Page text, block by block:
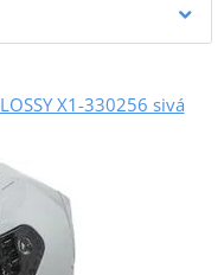
X1-330256 sivá